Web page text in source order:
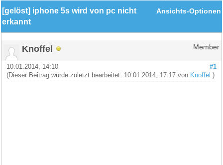
Ansichts-Optionen
[gelöst] iphone 5s wird von pc nicht
erkannt
Knoffel Member
#1
10.01.2014, 14:10
(Dieser Beitrag wurde zuletzt bearbeitet: 10.01.2014, 17:17 von Knoffel .)